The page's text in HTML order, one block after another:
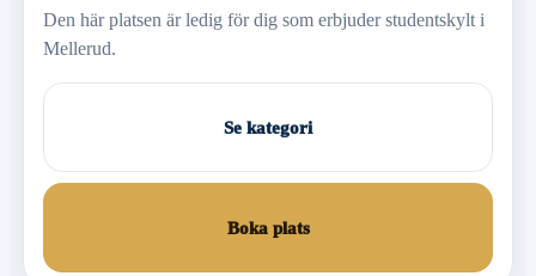
Den här platsen är ledig för dig som erbjuder studentskylt i
Mellerud.
Se kategori
Boka plats